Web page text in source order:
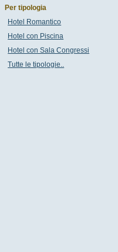
Per tipologia
Hotel Romantico
Hotel con Piscina
Hotel con Sala Congressi
Tutte le tipologie..